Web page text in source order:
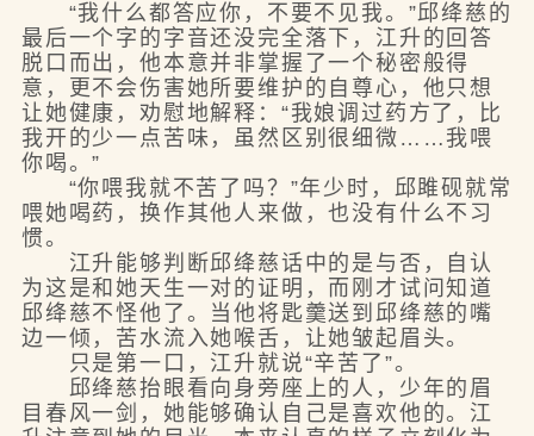
“我什么都答应你，不要不见我。”邱绛慈的
最后一个字的字音还没完全落下，江升的回答
脱口而出，他本意并非掌握了一个秘密般得
意，更不会伤害她所要维护的自尊心，他只想
让她健康，劝慰地解释：“我娘调过药方了，比
我开的少一点苦味，虽然区别很细微……我喂
你喝。”
“你喂我就不苦了吗？”年少时，邱雎砚就常
喂她喝药，换作其他人来做，也没有什么不习
惯。
江升能够判断邱绛慈话中的是与否，自认
为这是和她天生一对的证明，而刚才试问知道
邱绛慈不怪他了。当他将匙羹送到邱绛慈的嘴
边一倾，苦水流入她喉舌，让她皱起眉头。
只是第一口，江升就说“辛苦了”。
邱绛慈抬眼看向身旁座上的人，少年的眉
目春风一剑，她能够确认自己是喜欢他的。江